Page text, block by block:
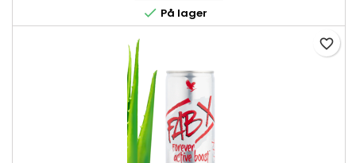
 På lager
favorite_border